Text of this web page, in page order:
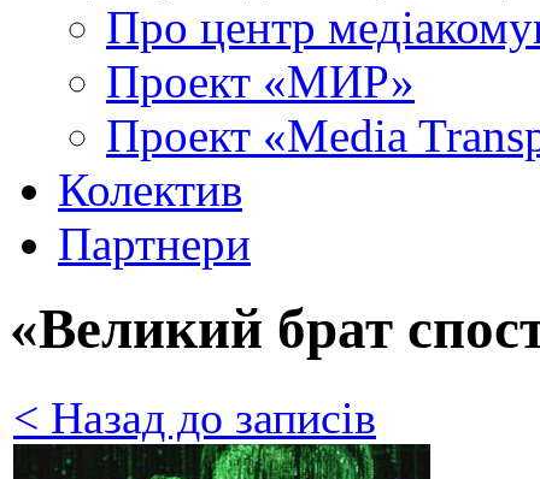
Про центр
Проект «МИР»
Проект «Media
Колектив
Партнери
«Великий брат
< Назад до записів